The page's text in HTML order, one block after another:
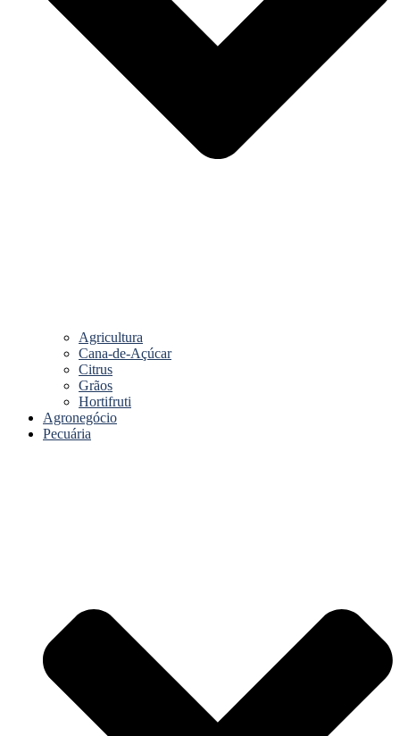
Agricultura
Cana-de-Açúcar
Citrus
Grãos
Hortifruti
Agronegócio
Pecuária